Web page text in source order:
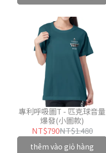
專利呼吸圖T - 匹克球音量
爆發(小圖款)
NT$790NT$1.480
thêm vào giỏ hàng